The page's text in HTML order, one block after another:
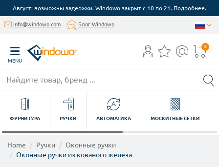
Август: возможны задержки. Windowo закрыт с 10 по 21. Подробнее.
info@windowo.com Блог Windowo
MENU
0
ФУРНИТУРА РУЧКИ АВТОМАТИКА МОСКИТНЫЕ СЕТКИ
Home Ручки
Оконные ручки
Оконные ручки из кованого железа